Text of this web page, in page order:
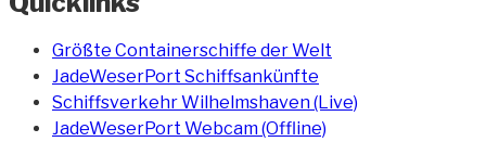
Größte Containerschiffe der Welt
JadeWeserPort Schiffsankünfte
Schiffsverkehr Wilhelmshaven (Live)
JadeWeserPort Webcam (Offline)